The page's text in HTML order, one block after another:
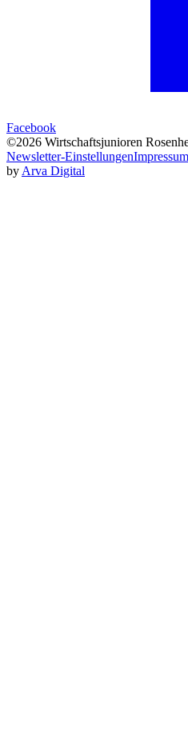
Facebook
©2026 Wirtschaftsjunioren
Newsletter-EinstellungenImpressum
by Arva Digital